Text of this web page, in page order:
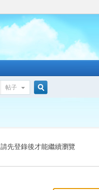
帖子
索
請先登錄後才能繼續瀏覽